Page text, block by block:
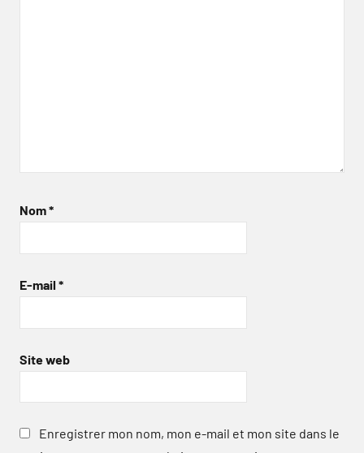
Nom*
E-mail *
Site web
Enregistrer mon nom, mon e-mail et mon site dans le